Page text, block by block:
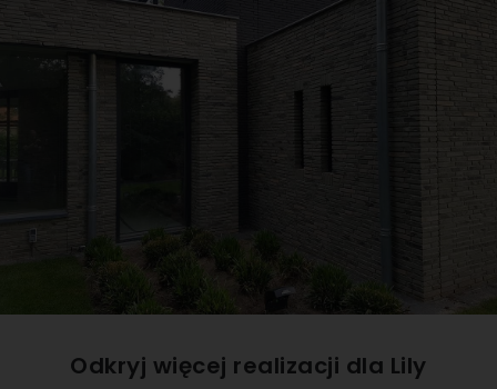
Odkryj więcej realizacji dla Lily